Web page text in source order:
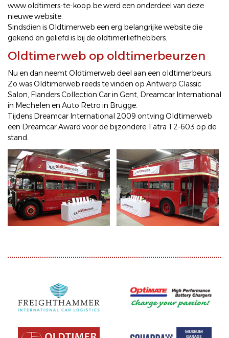
www.oldtimers-te-koop.bewerd een onderdeel van deze
nieuwe website.
Sindsdien is Oldtimerweb een erg belangrijke website die
gekend en geliefd is bij de oldtimerliefhebbers.
Oldtimerweb op oldtimerbeurzen
Nu en dan neemt Oldtimerweb deel aan een oldtimerbeurs.
Zo was Oldtimerweb reeds te vinden op Antwerp Classic
Salon, Flanders Collection Car in Gent, Dreamcar International
in Mechelen en Auto Retro in Brugge.
Tijdens Dreamcar International 2009 ontving Oldtimerweb
een Dreamcar Award voor de bijzondere Tatra T2-603 op de
stand.